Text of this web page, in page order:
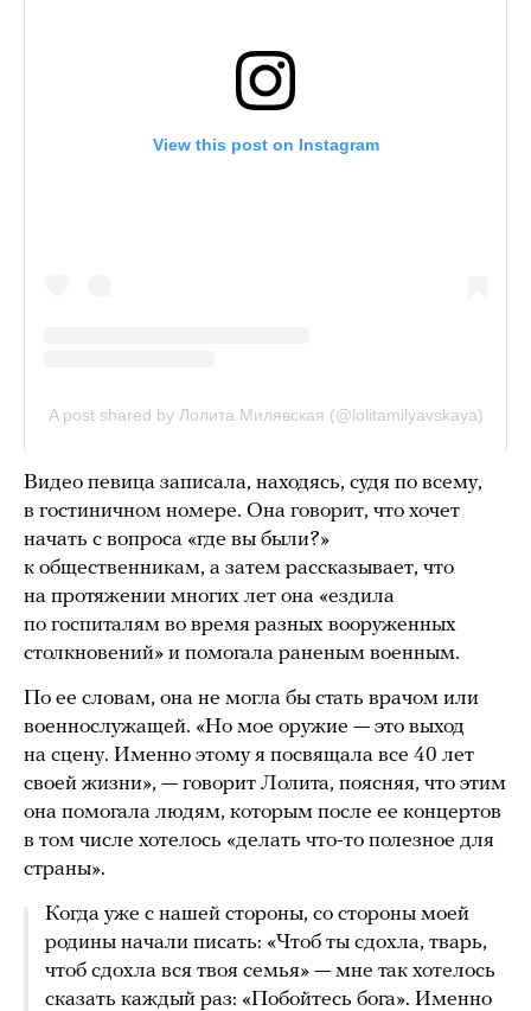
Видео певица записала, находясь, судя по всему,
в гостиничном номере. Она говорит, что хочет
начать с вопроса «где вы были?»
к общественникам, а затем рассказывает, что
на протяжении многих лет она «ездила
по госпиталям во время разных вооруженных
столкновений» и помогала раненым военным.
По ее словам, она не могла бы стать врачом или
военнослужащей. «Но мое оружие — это выход
на сцену. Именно этому я посвящала все 40 лет
своей жизни», — говорит Лолита, поясняя, что этим
она помогала людям, которым после ее концертов
в том числе хотелось «делать что-то полезное для
страны».
Когда уже с нашей стороны, со стороны моей
родины начали писать: «Чтоб ты сдохла, тварь,
чтоб сдохла вся твоя семья» — мне так хотелось
сказать каждый раз: «Побойтесь бога». Именно